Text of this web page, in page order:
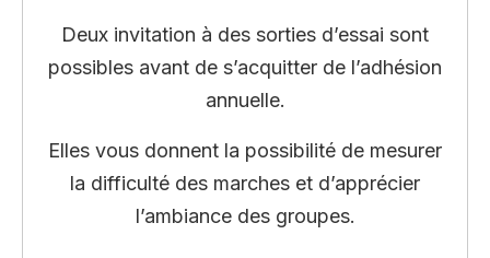
Deux invitation à des sorties d’essai sont
possibles avant de s’acquitter de l’adhésion
annuelle.
Elles vous donnent la possibilité de mesurer
la difficulté des marches et d’apprécier
l’ambiance des groupes.